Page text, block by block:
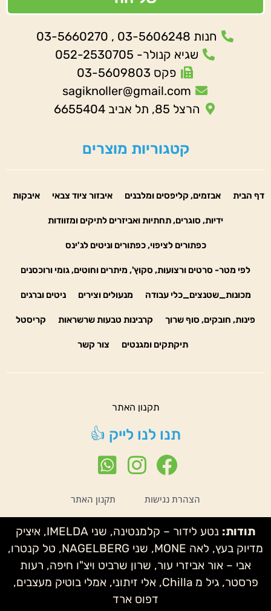
חנות 03-5606248 , 03-5660270
שגיא קנולר- 052-2530705
פקס 03-5609803
sagiknoller@gmail.com
הרצל 85, תל אביב 6655404
קטגוריות מוצרים
דף הבית אבזמים, קליפסים ומלבנים איבזור ציוד צבאי איבקות
ידיות, סוגרים, תחתיות ואביזרים לתיקים ומזוודות
כפתורים לציפוי, כפתורים וניטים לג'ינס
לפי מטר- סרטים ורצועות, סקוץ', מיתרים וחוטים, גומי ורוכסנים
מכונות_שטנצים_כלי עבודה מנעולים וצירים ניטים וברגים
פינות, חובקים, סוף שרוך קרבינות טבעות שרשראות קריסטל
תיקתקים ומגנטים צור קשר
תקנון האתר
תנו לנו לייק 👍
הצהרת נגישות תקנון האתר
תודות:
נטע לידור – קלמנטינה, שני IMELDA, איציק
מדיוק בעץ, לאה MONE, שני NAGELBERG, טל קנטרו,
אבי – אור אביזרי עור, שרון שרביט ויצ"ו חיפה, רעות
פרסטר, גיל מ Chilla, אלי זיתוני, אמלי בוטיק מעצבים,
דפוס ארד